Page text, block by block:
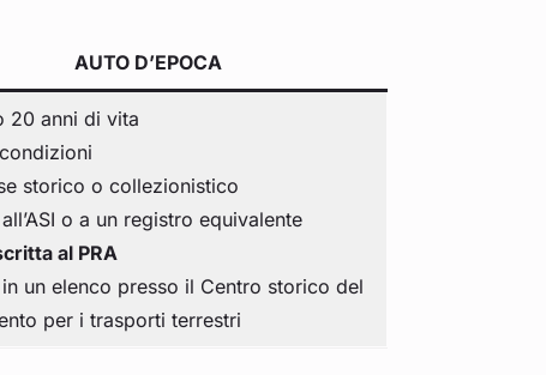
AUTO D’EPOCA
20 anni di vita
condizioni
storico o collezionistico
all’ASI o a un registro equivalente
al PRA
in un elenco presso il Centro storico del
per i trasporti terrestri